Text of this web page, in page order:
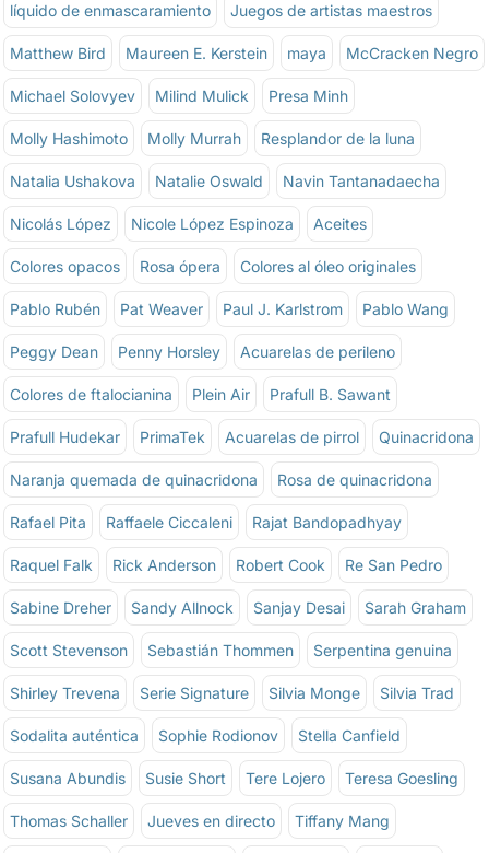
líquido de enmascaramiento Juegos de artistas maestros
Matthew Bird Maureen E. Kerstein maya McCracken Negro
Michael Solovyev Milind Mulick Presa Minh
Molly Hashimoto Molly Murrah Resplandor de la luna
Natalia Ushakova Natalie Oswald Navin Tantanadaecha
Nicolás López Nicole López Espinoza Aceites
Colores opacos Rosa ópera Colores al óleo originales
Pablo Rubén Pat Weaver Paul J. Karlstrom Pablo Wang
Peggy Dean Penny Horsley Acuarelas de perileno
Colores de ftalocianina Plein Air Prafull B. Sawant
Prafull Hudekar PrimaTek Acuarelas de pirrol Quinacridona
Naranja quemada de quinacridona Rosa de quinacridona
Rafael Pita Raffaele Ciccaleni Rajat Bandopadhyay
Raquel Falk Rick Anderson Robert Cook Re San Pedro
Sabine Dreher Sandy Allnock Sanjay Desai Sarah Graham
Scott Stevenson Sebastián Thommen Serpentina genuina
Shirley Trevena Serie Signature Silvia Monge Silvia Trad
Sodalita auténtica Sophie Rodionov Stella Canfield
Susana Abundis Susie Short Tere Lojero Teresa Goesling
Thomas Schaller Jueves en directo Tiffany Mang